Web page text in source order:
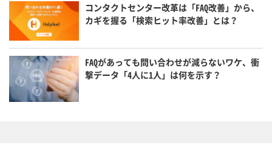
コンタクトセンター改革は「FAQ改善」から、
カギを握る「検索ヒット率改善」とは？
FAQがあっても問い合わせが減らないワケ、衝
撃データ「4人に1人」は何を示す？